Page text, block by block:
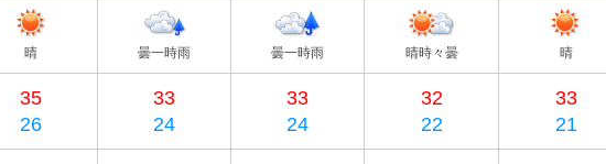
晴 曇一時雨 曇一時雨 晴時々曇 晴
35
26
33
24
33
24
32
22
33
21